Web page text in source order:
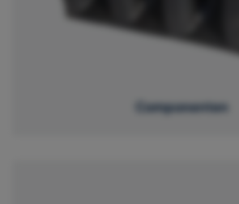
Componenten